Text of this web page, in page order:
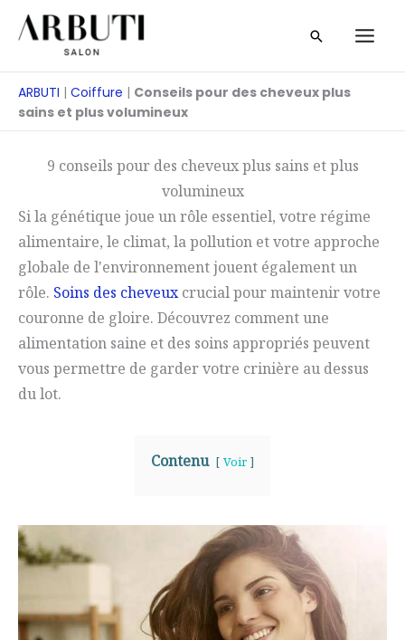
Skip
Recherche
ARBUTI | Coiffure | Conseils pour des cheveux plus
sains et plus volumineux
9 conseils pour des cheveux plus sains et plus
volumineux
Si la génétique joue un rôle essentiel, votre régime
alimentaire, le climat, la pollution et votre approche
globale de l'environnement jouent également un
rôle. Soins des cheveuxcrucial pour maintenir votre
couronne de gloire. Découvrez comment une
alimentation saine et des soins appropriés peuvent
vous permettre de garder votre crinière au dessus
du lot.
Contenu Voir